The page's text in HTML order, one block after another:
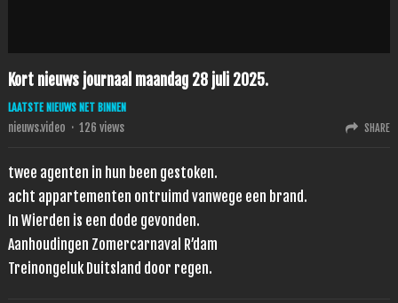
Kort nieuws journaal maandag 28 juli 2025.
LAATSTE NIEUWS NET BINNEN
nieuws.video · 126 views SHARE
twee agenten in hun been gestoken.
acht appartementen ontruimd vanwege een brand.
In Wierden is een dode gevonden.
Aanhoudingen Zomercarnaval R’dam
Treinongeluk Duitsland door regen.